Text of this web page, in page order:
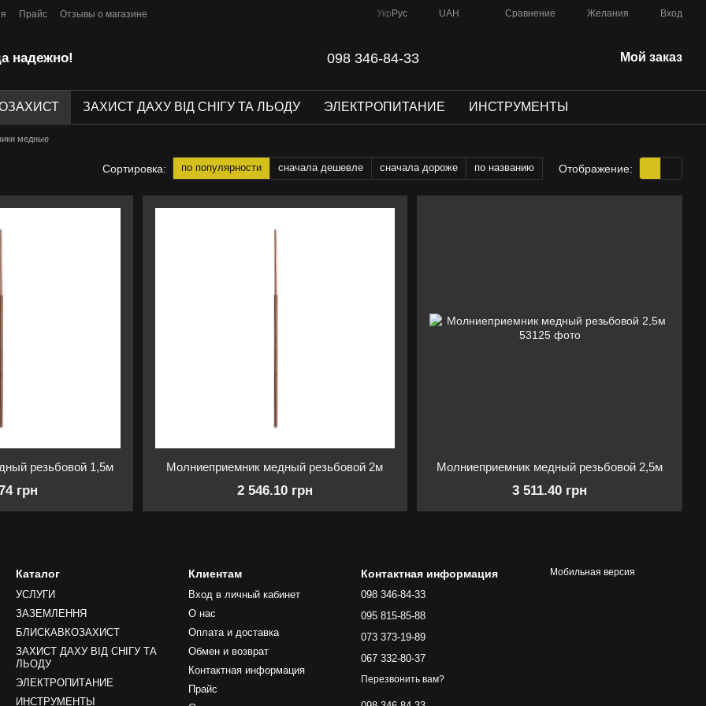
Прайс
Отзывы о магазине
Укр Рус UAH Сравнение Желания Вход
надежно! 098 346-84-33 Мой заказ
ЗАХИСТ ДАХУ ВІД СНІГУ ТА ЛЬОДУ ЭЛЕКТРОПИТАНИЕ ИНСТРУМЕНТЫ
медные
Сортировка: по популярности сначала дешевле сначала дороже по названию Отображение:
резьбовой 1,5м
грн
Молниеприемник медный резьбовой 2м
2 546.10 грн
Молниеприемник медный резьбовой 2,5м
3 511.40 грн
Каталог
УСЛУГИ
ЗАЗЕМЛЕННЯ
БЛИСКАВКОЗАХИСТ
ЗАХИСТ ДАХУ ВІД СНІГУ ТА
ЛЬОДУ
ЭЛЕКТРОПИТАНИЕ
ИНСТРУМЕНТЫ
Клиентам
Вход в личный кабинет
О нас
Оплата и доставка
Обмен и возврат
Контактная информация
Прайс
Контактная информация
098 346-84-33
095 815-85-88
073 373-19-89
067 332-80-37
Перезвонить вам?
Мобильная версия